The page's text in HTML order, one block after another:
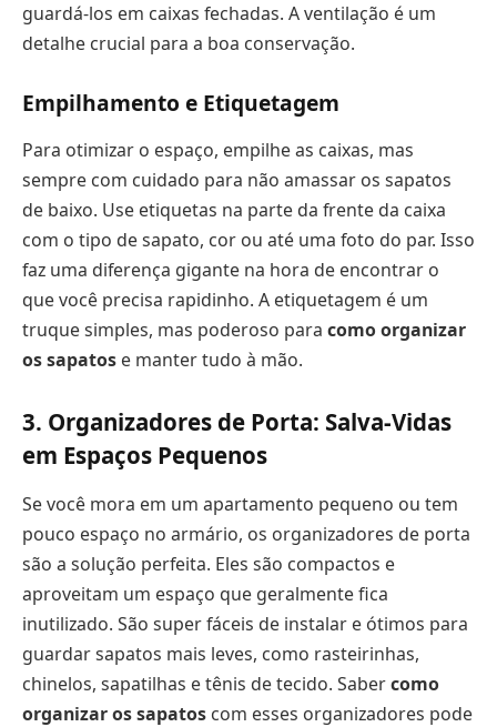
guardá-los em caixas fechadas. A ventilação é um
detalhe crucial para a boa conservação.
Empilhamento e Etiquetagem
Para otimizar o espaço, empilhe as caixas, mas
sempre com cuidado para não amassar os sapatos
de baixo. Use etiquetas na parte da frente da caixa
com o tipo de sapato, cor ou até uma foto do par. Isso
faz uma diferença gigante na hora de encontrar o
que você precisa rapidinho. A etiquetagem é um
truque simples, mas poderoso para como organizar
os sapatos e manter tudo à mão.
3. Organizadores de Porta: Salva-Vidas
em Espaços Pequenos
Se você mora em um apartamento pequeno ou tem
pouco espaço no armário, os organizadores de porta
são a solução perfeita. Eles são compactos e
aproveitam um espaço que geralmente fica
inutilizado. São super fáceis de instalar e ótimos para
guardar sapatos mais leves, como rasteirinhas,
chinelos, sapatilhas e tênis de tecido. Sabercomo
organizar os sapatos com esses organizadores pode